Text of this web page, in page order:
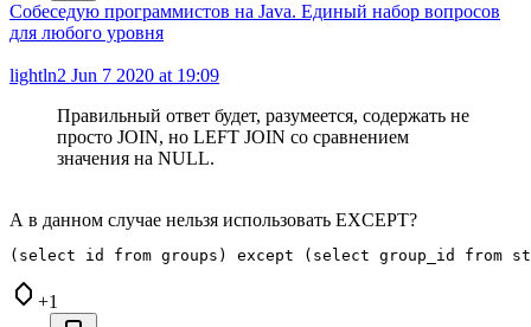
Собеседую программистов на Java. Единый набор вопросов
для любого уровня
lightln2 Jun 7 2020 at 19:09
Правильный ответ будет, разумеется, содержать не
просто JOIN, но LEFT JOIN со сравнением
значения на NULL.
А в данном случае нельзя использовать EXCEPT?
(select id from groups) except (select group_id from
+1